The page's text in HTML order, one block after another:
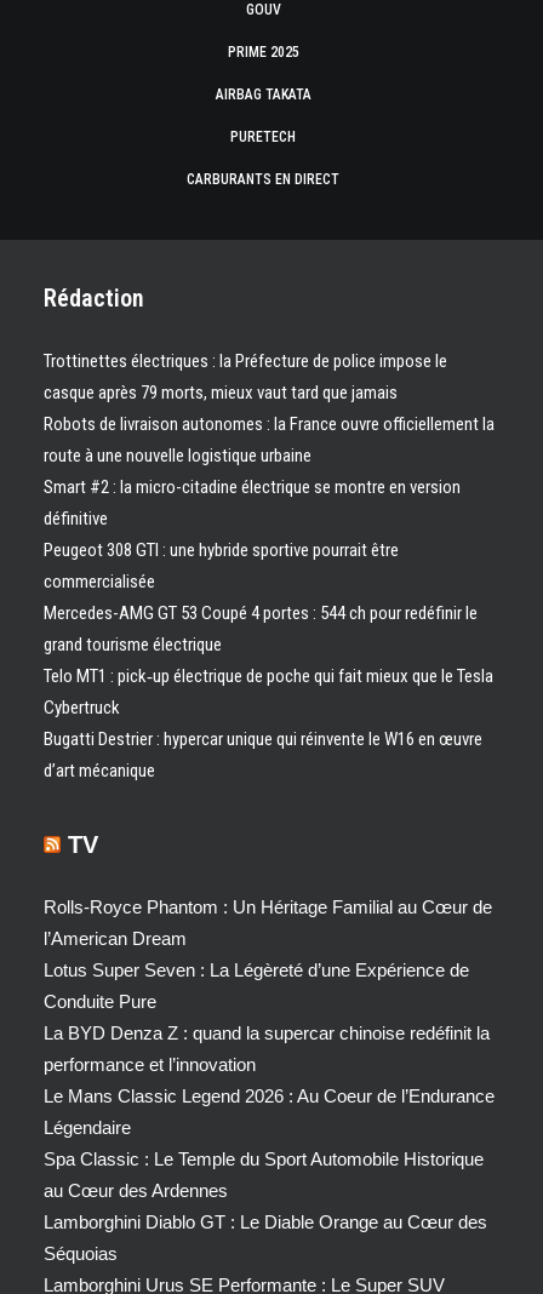
GOUV
PRIME 2025
AIRBAG TAKATA
PURETECH
CARBURANTS EN DIRECT
Rédaction
Trottinettes électriques : la Préfecture de police impose le
casque après 79 morts, mieux vaut tard que jamais
Robots de livraison autonomes : la France ouvre officiellement la
route à une nouvelle logistique urbaine
Smart #2 : la micro-citadine électrique se montre en version
définitive
Peugeot 308 GTI : une hybride sportive pourrait être
commercialisée
Mercedes-AMG GT 53 Coupé 4 portes : 544 ch pour redéfinir le
grand tourisme électrique
Telo MT1 : pick‑up électrique de poche qui fait mieux que le Tesla
Cybertruck
Bugatti Destrier : hypercar unique qui réinvente le W16 en œuvre
d’art mécanique
TV
Rolls-Royce Phantom : Un Héritage Familial au Cœur de
l’American Dream
Lotus Super Seven : La Légèreté d’une Expérience de
Conduite Pure
La BYD Denza Z : quand la supercar chinoise redéfinit la
performance et l’innovation
Le Mans Classic Legend 2026 : Au Coeur de l’Endurance
Légendaire
Spa Classic : Le Temple du Sport Automobile Historique
au Cœur des Ardennes
Lamborghini Diablo GT : Le Diable Orange au Cœur des
Séquoias
Lamborghini Urus SE Performante : Le Super SUV